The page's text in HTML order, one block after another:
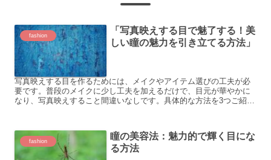
fashion
「写真映えする目で魅了する！美
しい瞳の魅力を引き立てる方法」
写真映えする目を作るためには、メイクやアイテム選びの工夫が必
要です。普段のメイクに少し工夫を加えるだけで、目元が華やかに
なり、写真映えすること間違いなしです。具体的な方法を3つご紹介
fashion
瞳の美容法：魅力的で輝く目にな
る方法